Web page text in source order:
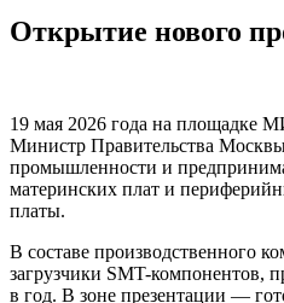
Открытие нового
19 мая 2026 года на площадке
Министр Правительства
промышленности и
материнских плат и
платы.
В составе производственного
загрузчики SMT-компонентов,
в год. В зоне презентации —